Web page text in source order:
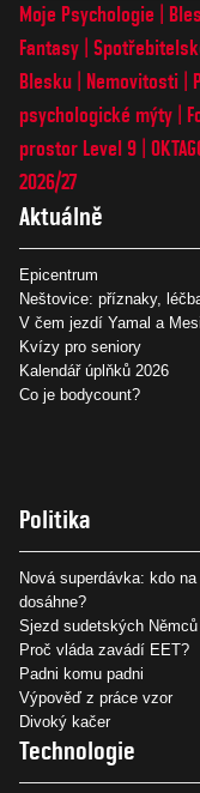
Moje Psychologie
Fantasy
Blesku
Nemovitosti
psychologické mýty
prostor Level 9
2026/27
Aktuálně
Epicentrum
Neštovice: příznaky,
V čem jezdí Yamal a
Kvízy pro seniory
Kalendář úplňků 2026
Co je bodycount?
Politika
Nová superdávka: kdo
dosáhne?
Sjezd sudetských Němců
Proč vláda zavádí EET?
Padni komu padni
Výpověď z práce vzor
Divoký kačer
Technologie